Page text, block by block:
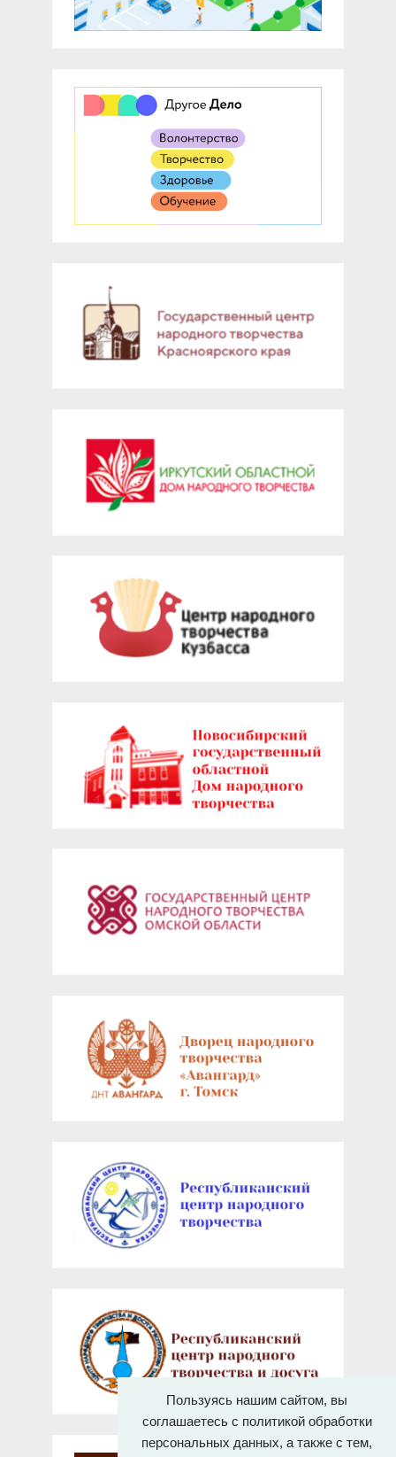
Пользуясь нашим сайтом, вы
соглашаетесь с политикой обработки
персональных данных, а также с тем,